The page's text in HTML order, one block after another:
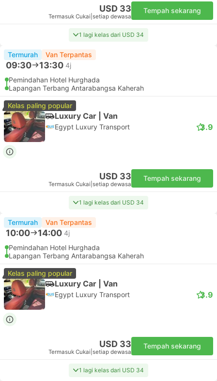
USD 33
Termasuk Cukai setiap dewasa
Tempah sekarang
1 lagi kelas dari USD 34
Termurah Van Terpantas
09:30 13:30 4j
Pemindahan Hotel Hurghada
Lapangan Terbang Antarabangsa Kaherah
Kelas paling popular
Luxury Car | Van
Egypt Luxury Transport 3.9
USD 33
Termasuk Cukai setiap dewasa
Tempah sekarang
1 lagi kelas dari USD 34
Termurah Van Terpantas
10:00 14:00 4j
Pemindahan Hotel Hurghada
Lapangan Terbang Antarabangsa Kaherah
Kelas paling popular
Luxury Car | Van
Egypt Luxury Transport 3.9
USD 33
Termasuk Cukai setiap dewasa
Tempah sekarang
1 lagi kelas dari USD 34